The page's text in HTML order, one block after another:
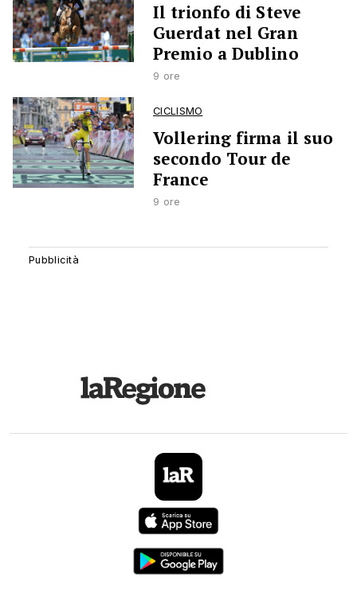
Il trionfo di Steve
Guerdat nel Gran
Premio a Dublino
9 ore
CICLISMO
Vollering firma il suo
secondo Tour de
France
9 ore